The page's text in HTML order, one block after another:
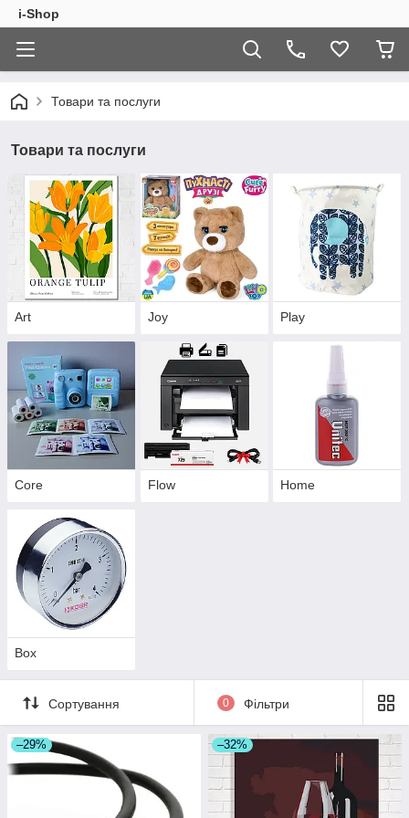
i-Shop
Товари та послуги
Товари та послуги
Art Joy Play
Core Flow Home
Box
Сортування 0 Фільтри
–29% –32%